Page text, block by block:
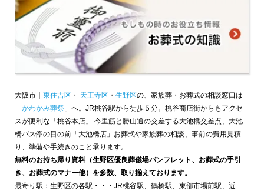
大阪市｜ 東住吉区 ・ 天王寺区 ・ 生野区の、家族葬・お葬式の相談窓口は
「 かわかみ葬祭 」へ。JR桃谷駅から徒歩５分。桃谷商店街からもアクセ
スが便利な「桃谷本店」 今里筋と勝山通の交差する大池橋交差点、大池
橋バス停の目の前「大池橋店」お葬式や家族葬の相談、事前の費用見積
り、準備や手続きのこと承ります。
無料のお持ち帰り資料（生野区優良葬儀場パンフレット、お葬式の手引
き、お葬式のマナー他）を多数、取り揃えております。
最寄り駅：生野区の各駅・・・JR桃谷駅、鶴橋駅、東部市場前駅、近